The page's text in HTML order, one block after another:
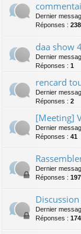
Dernier
Réponses : 238
daa show
Dernier
Réponses : 1
rencard
Dernier
Réponses : 2
[Meeting]
Dernier
Réponses : 41
Dernier
Réponses : 197
Dernier
Réponses : 174